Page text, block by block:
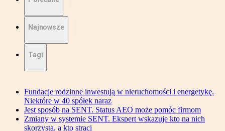
Najnowsze
Tagi
Fundacje rodzinne inwestują w nieruchomości i energetykę.
Niektóre w 40 spółek naraz
Jest sposób na SENT. Status AEO może pomóc firmom
Zmiany w systemie SENT. Ekspert wskazuje kto na nich
skorzysta, a kto straci